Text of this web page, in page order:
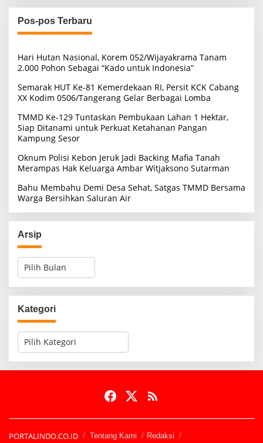
i
u
n
t
k
:
Pos-pos Terbaru
Hari Hutan Nasional, Korem 052/Wijayakrama Tanam
2.000 Pohon Sebagai “Kado untuk Indonesia”
Semarak HUT Ke-81 Kemerdekaan RI, Persit KCK Cabang
XX Kodim 0506/Tangerang Gelar Berbagai Lomba
TMMD Ke-129 Tuntaskan Pembukaan Lahan 1 Hektar,
Siap Ditanami untuk Perkuat Ketahanan Pangan
Kampung Sesor
Oknum Polisi Kebon Jeruk Jadi Backing Mafia Tanah
Merampas Hak Keluarga Ambar Witjaksono Sutarman
Bahu Membahu Demi Desa Sehat, Satgas TMMD Bersama
Warga Bersihkan Saluran Air
Arsip
A
i
pKategori
K
e
PORTALINDO.CO.ID Tentang Kami
Redaksi